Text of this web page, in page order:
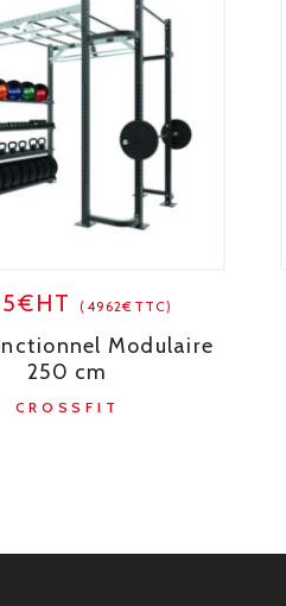
(4962€TTC)
Modulaire
250 cm
CROSSFIT